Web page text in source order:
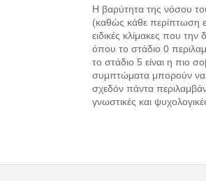
Η βαρύτητα της νόσου
(καθώς κάθε περίπτωση
ειδικές κλίμακες που
όπου το στάδιο 0
το στάδιο 5 είναι η πιο
συμπτώματα μπορούν να
σχεδόν πάντα
γνωστικές και